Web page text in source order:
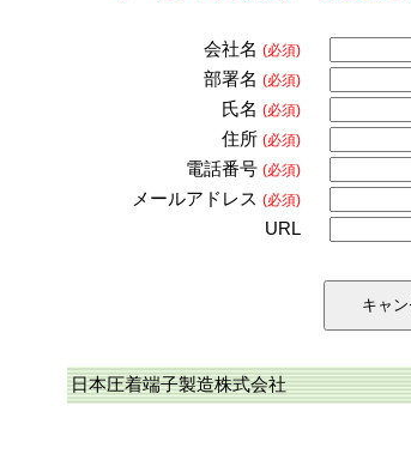
会社名 (必須)
部署名 (必須)
氏名 (必須)
住所 (必須)
電話番号 (必須)
メールアドレス (必須)
URL
日本圧着端子製造株式会社